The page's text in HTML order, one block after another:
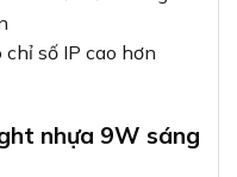
số IP cao hơn
nhựa 9W sáng